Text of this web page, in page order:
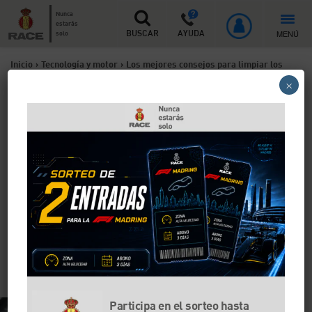
Nunca
estarás
solo
BUSCAR AYUDA MENÚ
Inicio > Tecnología y motor > Los mejores consejos para limpiar los
Los mejores consejos para
limpiar los mosquitos del
coche
Con la llegada del buen tiempo, se acercan las
vacaciones, los viajes por carretera y, cómo no, las
molestas manchas de mosquitos y otros insectos que
la ruta nos deja como recuerdo en el coche. Estas
recomendaciones te ayudarán a dejarlo reluciente.
Participa en el sorteo hasta
×